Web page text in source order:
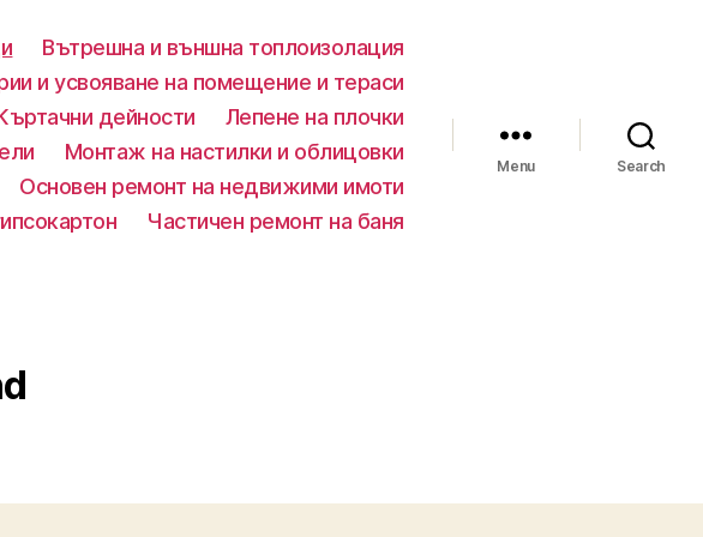
Вътрешна и външна топлоизолация
и усвояване на помещение и тераси
дейности
Лепене на плочки
Монтаж на настилки и облицовки
Основен ремонт на недвижими имоти
Частичен ремонт на баня
Menu Search